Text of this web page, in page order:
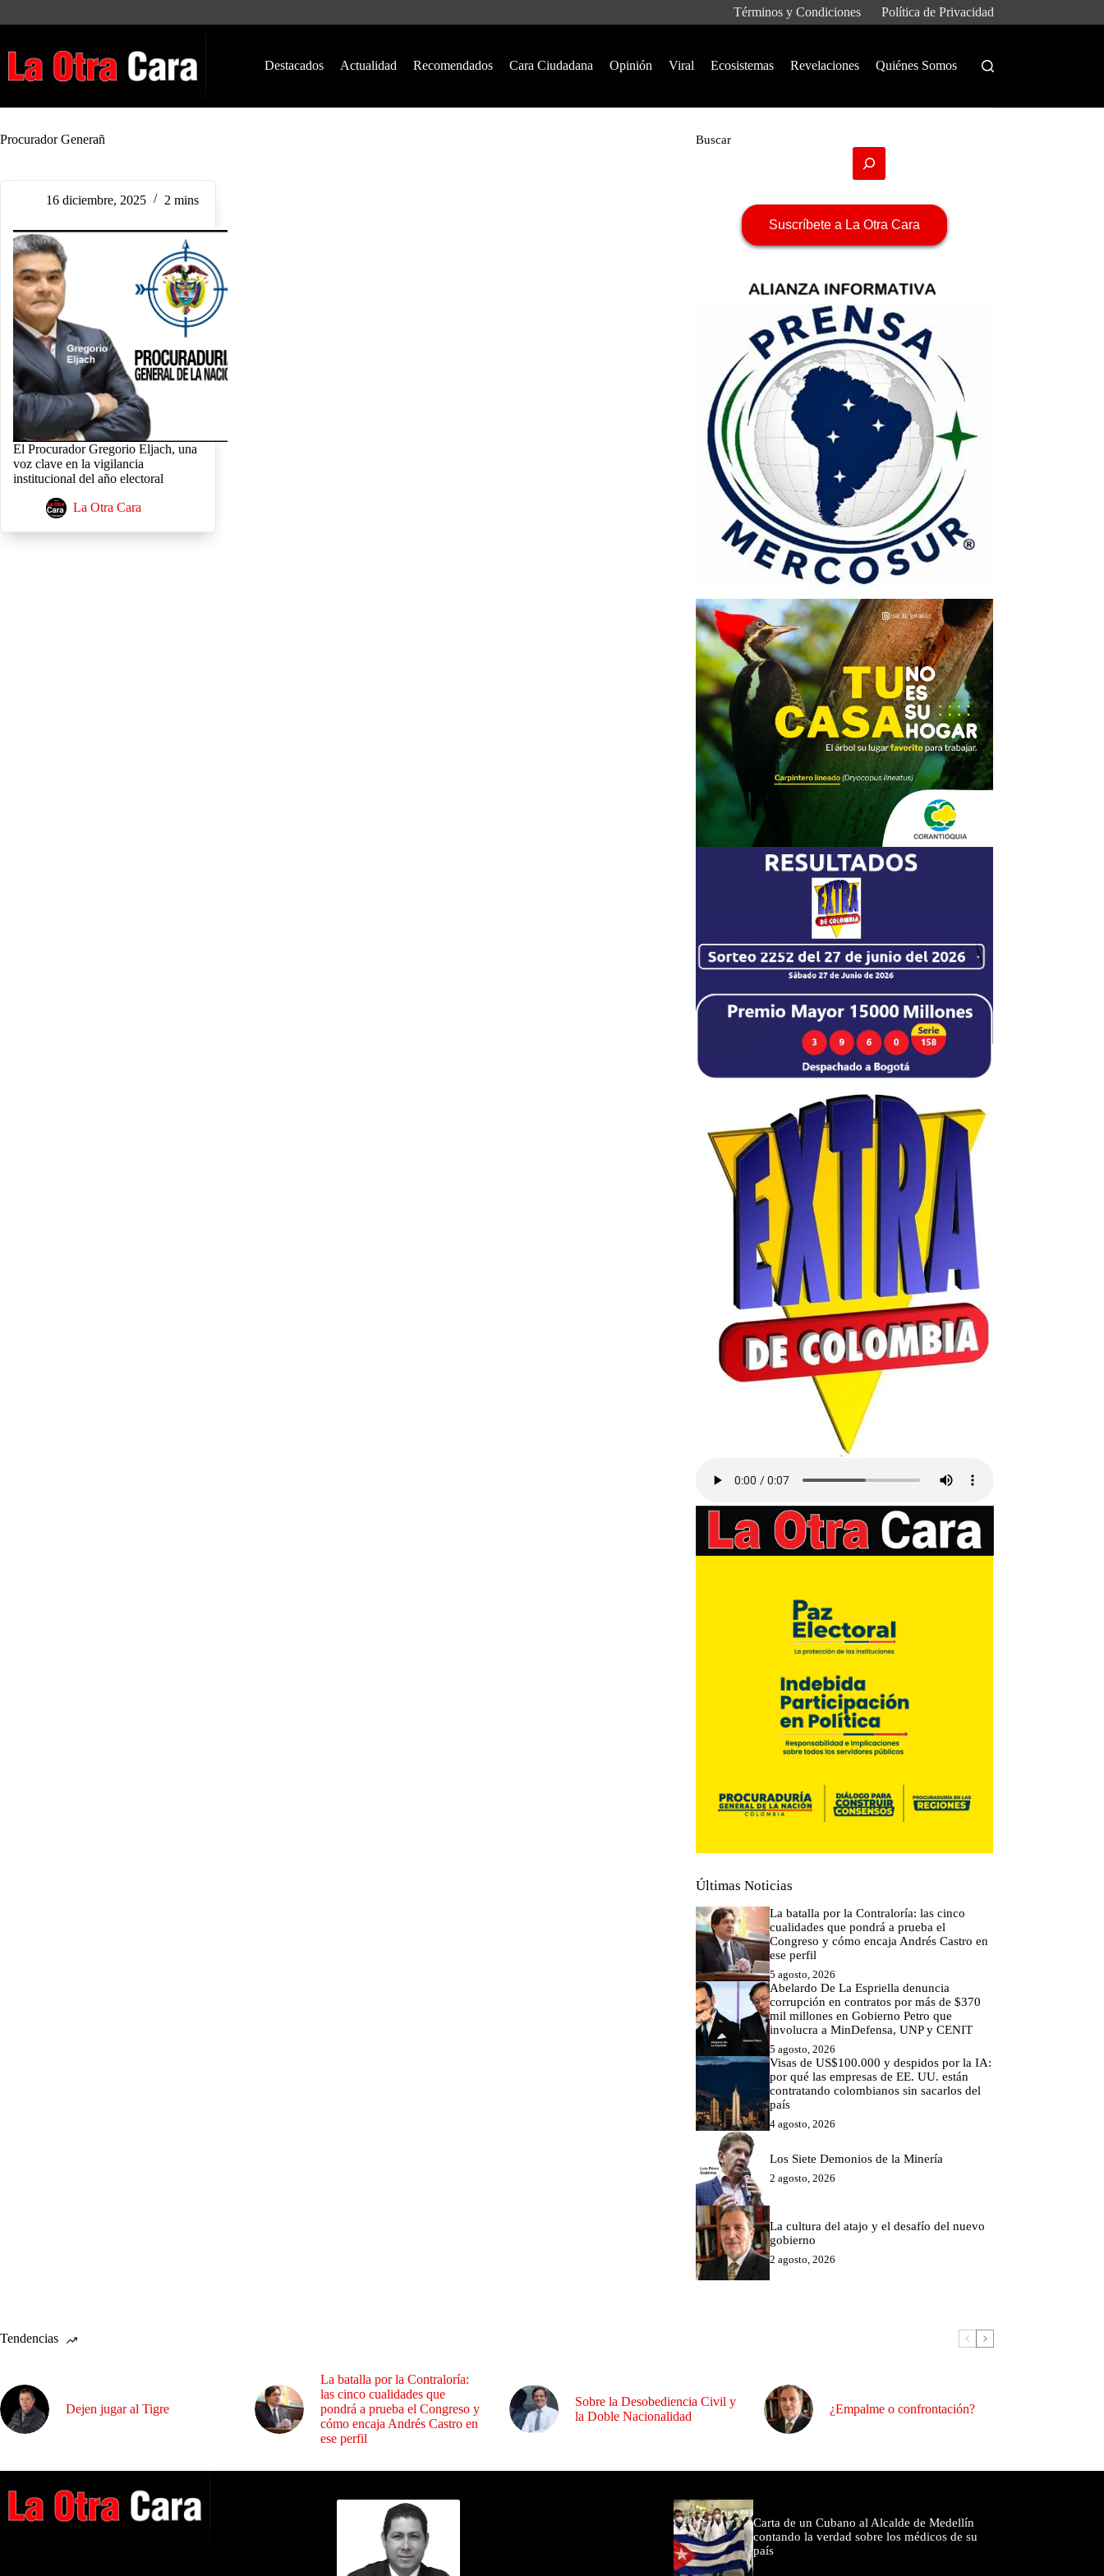
Términos y Condiciones Política de Privacidad
Destacados Actualidad Recomendados Cara Ciudadana Opinión Viral Ecosistemas Revelaciones Quiénes Somos
Procurador Generañ
16 diciembre, 2025 2 mins
El Procurador Gregorio Eljach, una
voz clave en la vigilancia
institucional del año electoral
La Otra Cara
Buscar
Suscríbete a La Otra Cara
Últimas Noticias
La batalla por la Contraloría: las cinco
cualidades que pondrá a prueba el
Congreso y cómo encaja Andrés Castro en
ese perfil
5 agosto, 2026
Abelardo De La Espriella denuncia
corrupción en contratos por más de $370
mil millones en Gobierno Petro que
involucra a MinDefensa, UNP y CENIT
5 agosto, 2026
Visas de US$100.000 y despidos por la IA:
por qué las empresas de EE. UU. están
contratando colombianos sin sacarlos del
país
4 agosto, 2026
Los Siete Demonios de la Minería
2 agosto, 2026
La cultura del atajo y el desafío del nuevo
gobierno
2 agosto, 2026
Tendencias
Dejen jugar al Tigre
La batalla por la Contraloría:
las cinco cualidades que
pondrá a prueba el Congreso y
cómo encaja Andrés Castro en
ese perfil
Sobre la Desobediencia Civil y
la Doble Nacionalidad
¿Empalme o confrontación?
Carta de un Cubano al Alcalde de Medellín
contando la verdad sobre los médicos de su
país